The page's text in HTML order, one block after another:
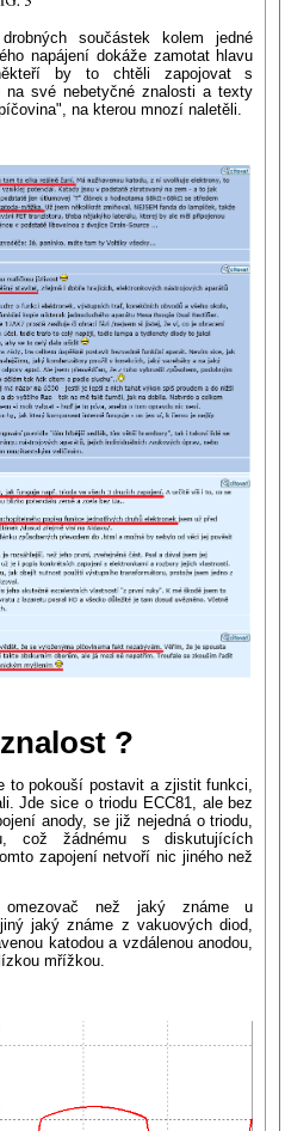
součástek kolem jedné
napájení dokáže zamotat hlavu
by to chtěli zapojovat s
na své nebetyčné znalosti a texty
na kterou mnozí naletěli.
?
to pokouší postavit a zjistit funkci,
Jde sice o triodu ECC81, ale bez
anody, se již nejedná o triodu,
což žádnému s diskutujících
zapojení netvoří nic jiného než
než jaký známe u
jaký známe z vakuových diod,
katodou a vzdálenou anodou,
mřížkou.